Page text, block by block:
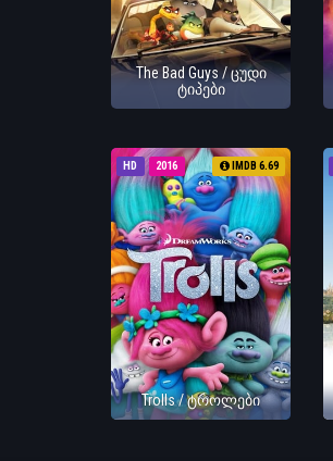
The Bad Guys / ცუდი
ტიპები
HD 2016 IMDB 6.69
Trolls / ტროლები